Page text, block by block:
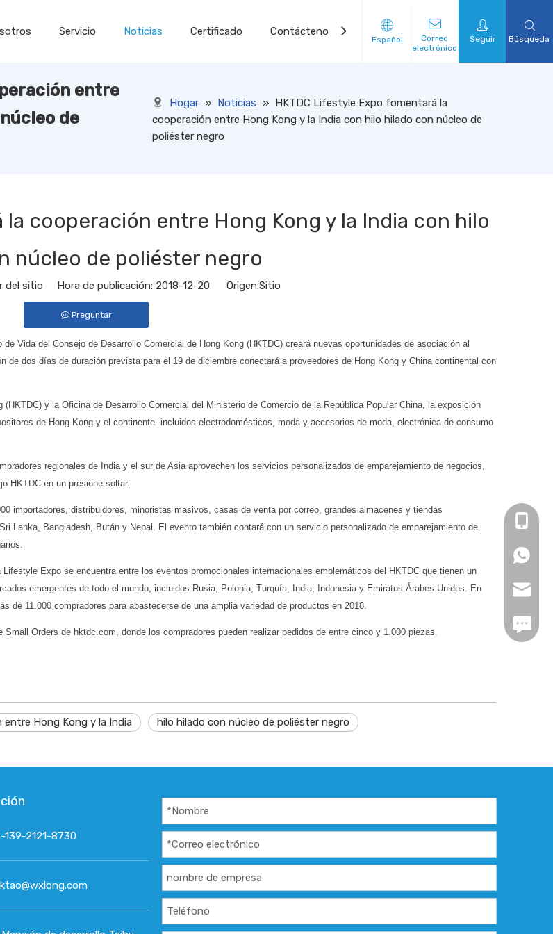
Servicio Noticias Certificado Contáctenos
Español
Correo
electrónico
Seguir Búsqueda
entre
de
Hogar » Noticias » HKTDC Lifestyle Expo fomentará la
cooperación entre Hong Kong y la India con hilo hilado con núcleo de
poliéster negro
cooperación entre Hong Kong y la India con hilo
núcleo de poliéster negro
sitio Hora de publicación: 2018-12-20 Origen:Sitio
Preguntar
Vida del Consejo de Desarrollo Comercial de Hong Kong (HKTDC) creará nuevas oportunidades de asociación al
dos días de duración prevista para el 19 de diciembre conectará a proveedores de Hong Kong y China continental con
y la Oficina de Desarrollo Comercial del Ministerio de Comercio de la República Popular China, la exposición
de Hong Kong y el continente. incluidos electrodomésticos, moda y accesorios de moda, electrónica de consumo
regionales de India y el sur de Asia aprovechen los servicios personalizados de emparejamiento de negocios,
HKTDC en un presione soltar.
importadores, distribuidores, minoristas masivos, casas de venta por correo, grandes almacenes y tiendas
Lanka, Bangladesh, Bután y Nepal. El evento también contará con un servicio personalizado de emparejamiento de
Expo se encuentra entre los eventos promocionales internacionales emblemáticos del HKTDC que tienen un
emergentes de todo el mundo, incluidos Rusia, Polonia, Turquía, India, Indonesia y Emiratos Árabes Unidos. En
de 11.000 compradores para abastecerse de una amplia variedad de productos en 2018.
Orders de hktdc.com, donde los compradores pueden realizar pedidos de entre cinco y 1.000 piezas.
entre Hong Kong y la India hilo hilado con núcleo de poliéster negro
+86-
https://
139-2121-8730